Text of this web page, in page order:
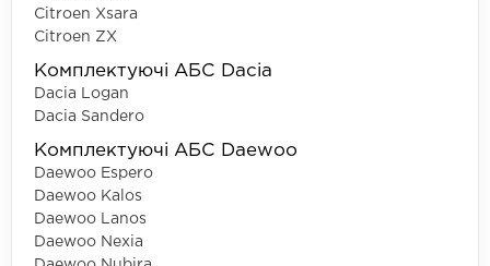
Citroen Xsara
Citroen ZX
Комплектуючі АБС Dacia
Dacia Logan
Dacia Sandero
Комплектуючі АБС Daewoo
Daewoo Espero
Daewoo Kalos
Daewoo Lanos
Daewoo Nexia